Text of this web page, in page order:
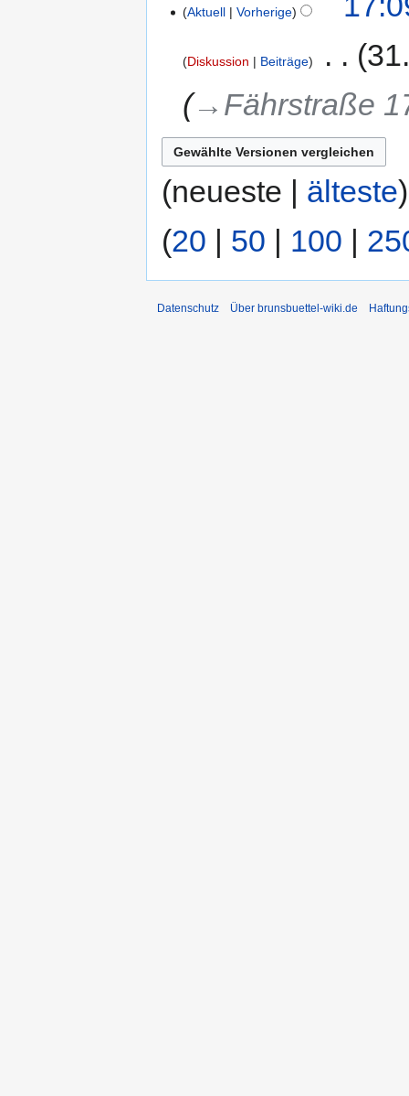
Aktuell Vorherige
Diskussion Beiträge
→‎Fährstraße
(neueste | älteste
(20 | 50 | 100 |
Datenschutz Über brunsbuettel-wiki.de